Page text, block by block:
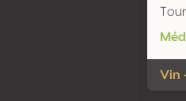
Vin